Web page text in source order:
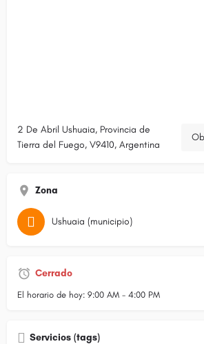
2 De Abril Ushuaia, Provincia de
Tierra del Fuego, V9410, Argentina
Zona
Ushuaia (municipio)
Cerrado
El horario de hoy: 9:00 AM - 4:00 PM
Servicios (tags)